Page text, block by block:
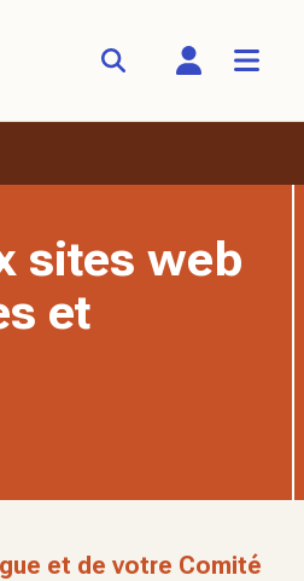
sites web
et
et de votre Comité